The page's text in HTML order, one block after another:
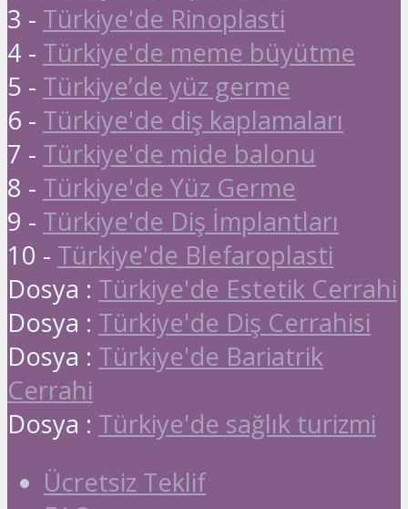
3 - Türkiye'de Rinoplasti
4 - Türkiye'de meme büyütme
5 - Türkiye’de yüz germe
6 - Türkiye'de diş kaplamaları
7 - Türkiye'de mide balonu
8 - Türkiye'de Yüz Germe
9 - Türkiye'de Diş İmplantları
10 - Türkiye'de Blefaroplasti
Dosya : Türkiye'de Estetik Cerrahi
Dosya : Türkiye'de Diş Cerrahisi
Dosya : Türkiye'de Bariatrik
Cerrahi
Dosya : Türkiye'de sağlık turizmi
Ücretsiz Teklif